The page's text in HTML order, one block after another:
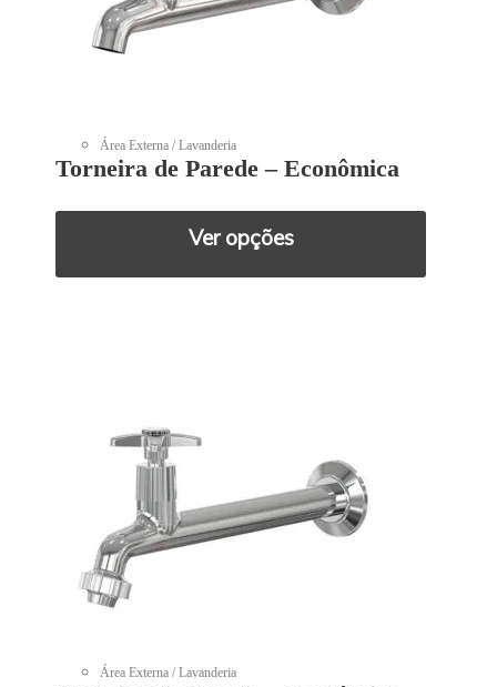
Área Externa / Lavanderia
Torneira de Parede – Econômica
Ver opções
Área Externa / Lavanderia